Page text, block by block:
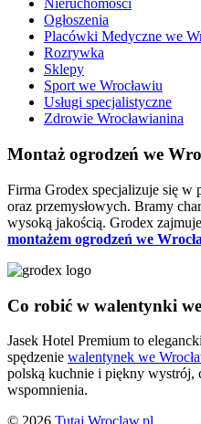
Nieruchomości
Ogłoszenia
Placówki Medyczne we
Rozrywka
Sklepy
Sport we Wrocławiu
Usługi specjalistyczne
Zdrowie Wrocławianina
Montaż ogrodzeń we
Firma Grodex specjalizuje się w
oraz przemysłowych. Bramy
wysoką jakością. Grodex
montażem ogrodzeń we
Co robić w walentynki
Jasek Hotel Premium to
spędzenie walentynek we
polską kuchnie i piękny wystrój,
wspomnienia.